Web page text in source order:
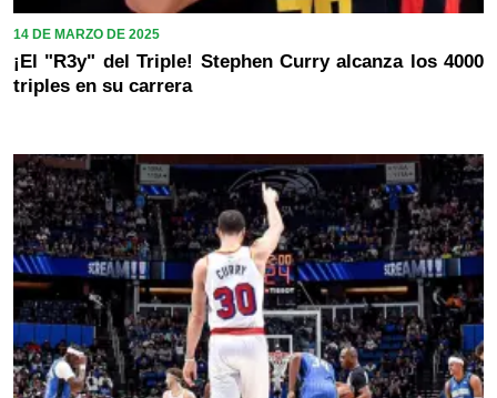
14 DE MARZO DE 2025
¡El "R3y" del Triple! Stephen Curry alcanza los 4000
triples en su carrera